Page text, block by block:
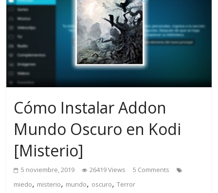
Cómo Instalar Addon
Mundo Oscuro en Kodi
[Misterio]
5 noviembre, 2019 26419 Views
5 Comments
miedo, misterio, mundo, oscuro,Terror